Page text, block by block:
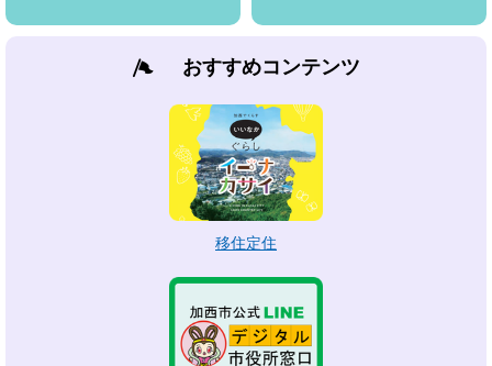
おすすめコンテンツ
移住定住